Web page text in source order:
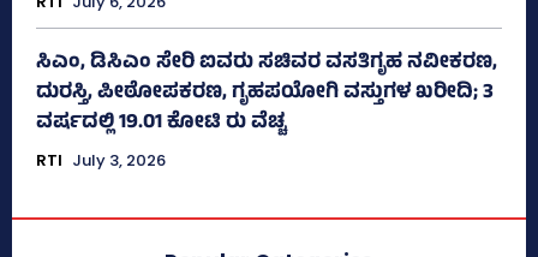
ಸಿಎಂ, ಡಿಸಿಎಂ ಸೇರಿ ಐವರು ಸಚಿವರ ವಸತಿಗೃಹ ನವೀಕರಣ,
ದುರಸ್ತಿ, ಪೀಠೋಪಕರಣ, ಗೃಹಪಯೋಗಿ ವಸ್ತುಗಳ ಖರೀದಿ; 3
ವರ್ಷದಲ್ಲಿ 19.01 ಕೋಟಿ ರು ವೆಚ್ಚ
RTI July 3, 2026